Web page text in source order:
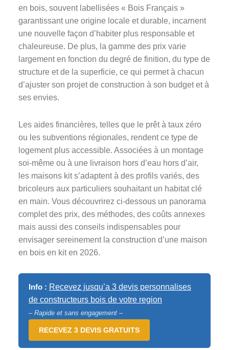
en bois, souvent labellisées « Bois Français »
garantissant une origine locale et durable, incarnent
une nouvelle façon d’habiter plus responsable et
chaleureuse. De plus, la gamme des prix varie
largement en fonction du degré de finition, du type de
structure et de la superficie, ce qui permet à chacun
d’ajuster son projet de construction à son budget et à
ses envies.
Les aides financières, telles que le prêt à taux zéro
ou les subventions régionales, rendent ce type de
logement plus accessible. Associées à un montage
soi-même ou à une livraison hors d’eau hors d’air,
les maisons kit s’adaptent à des profils variés, des
bricoleurs aux particuliers souhaitant un habitat clé
en main. Vous découvrirez ci-dessous un panorama
complet des prix, des méthodes, des coûts annexes
mais aussi des conseils indispensables pour
envisager sereinement la construction d’une maison
en bois en kit en 2026.
Info : Recevez jusqu’a 3 devis personnalises
de constructeurs bois de votre region
– Rapide et sans engagement –
RECEVEZ 3 DEVIS GRATUITS